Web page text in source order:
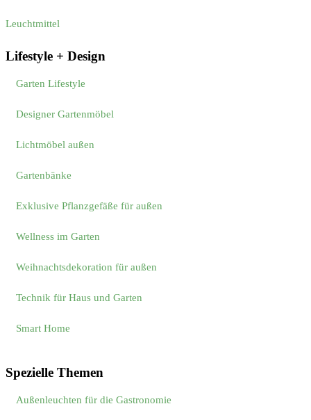
Leuchtmittel
Lifestyle + Design
Garten Lifestyle
Designer Gartenmöbel
Lichtmöbel außen
Gartenbänke
Exklusive Pflanzgefäße für außen
Wellness im Garten
Weihnachtsdekoration für außen
Technik für Haus und Garten
Smart Home
Spezielle Themen
Außenleuchten für die Gastronomie